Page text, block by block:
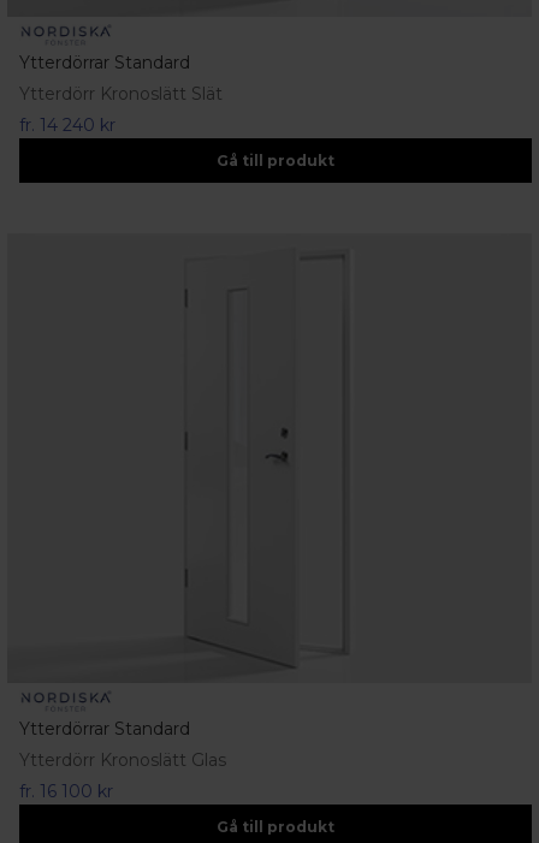
Ytterdörrar Standard
Ytterdörr Kronoslätt Slät
fr. 14 240 kr
Gå till produkt
Ytterdörrar Standard
Ytterdörr Kronoslätt Glas
fr. 16 100 kr
Gå till produkt